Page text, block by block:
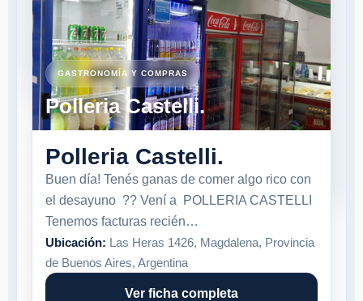
GASTRONOMÍA Y COMPRAS
Polleria Castelli.
Polleria Castelli.
Buen día! Tenés ganas de comer algo rico con
el desayuno ?? Vení a POLLERIA CASTELLI
Tenemos facturas recién…
Ubicación: Las Heras 1426, Magdalena, Provincia
de Buenos Aires, Argentina
Ver ficha completa